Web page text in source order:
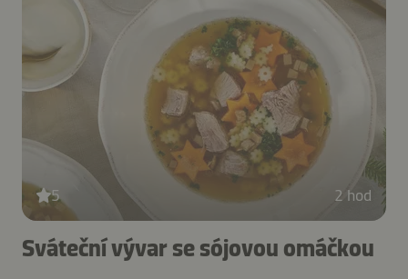
5 2 hod
Sváteční vývar se sójovou omáčkou